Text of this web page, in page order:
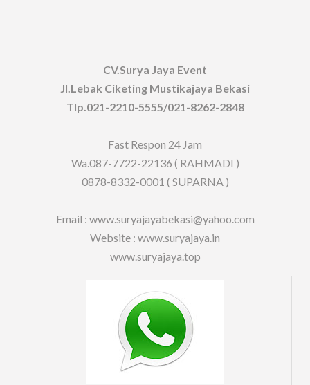
CV.Surya Jaya Event
Jl.Lebak Ciketing Mustikajaya Bekasi
Tlp.021-2210-5555/021-8262-2848
Fast Respon 24 Jam
Wa.087-7722-22136 ( RAHMADI )
0878-8332-0001 ( SUPARNA )
Email : www.suryajayabekasi@yahoo.com
Website : www.suryajaya.in
www.suryajaya.top